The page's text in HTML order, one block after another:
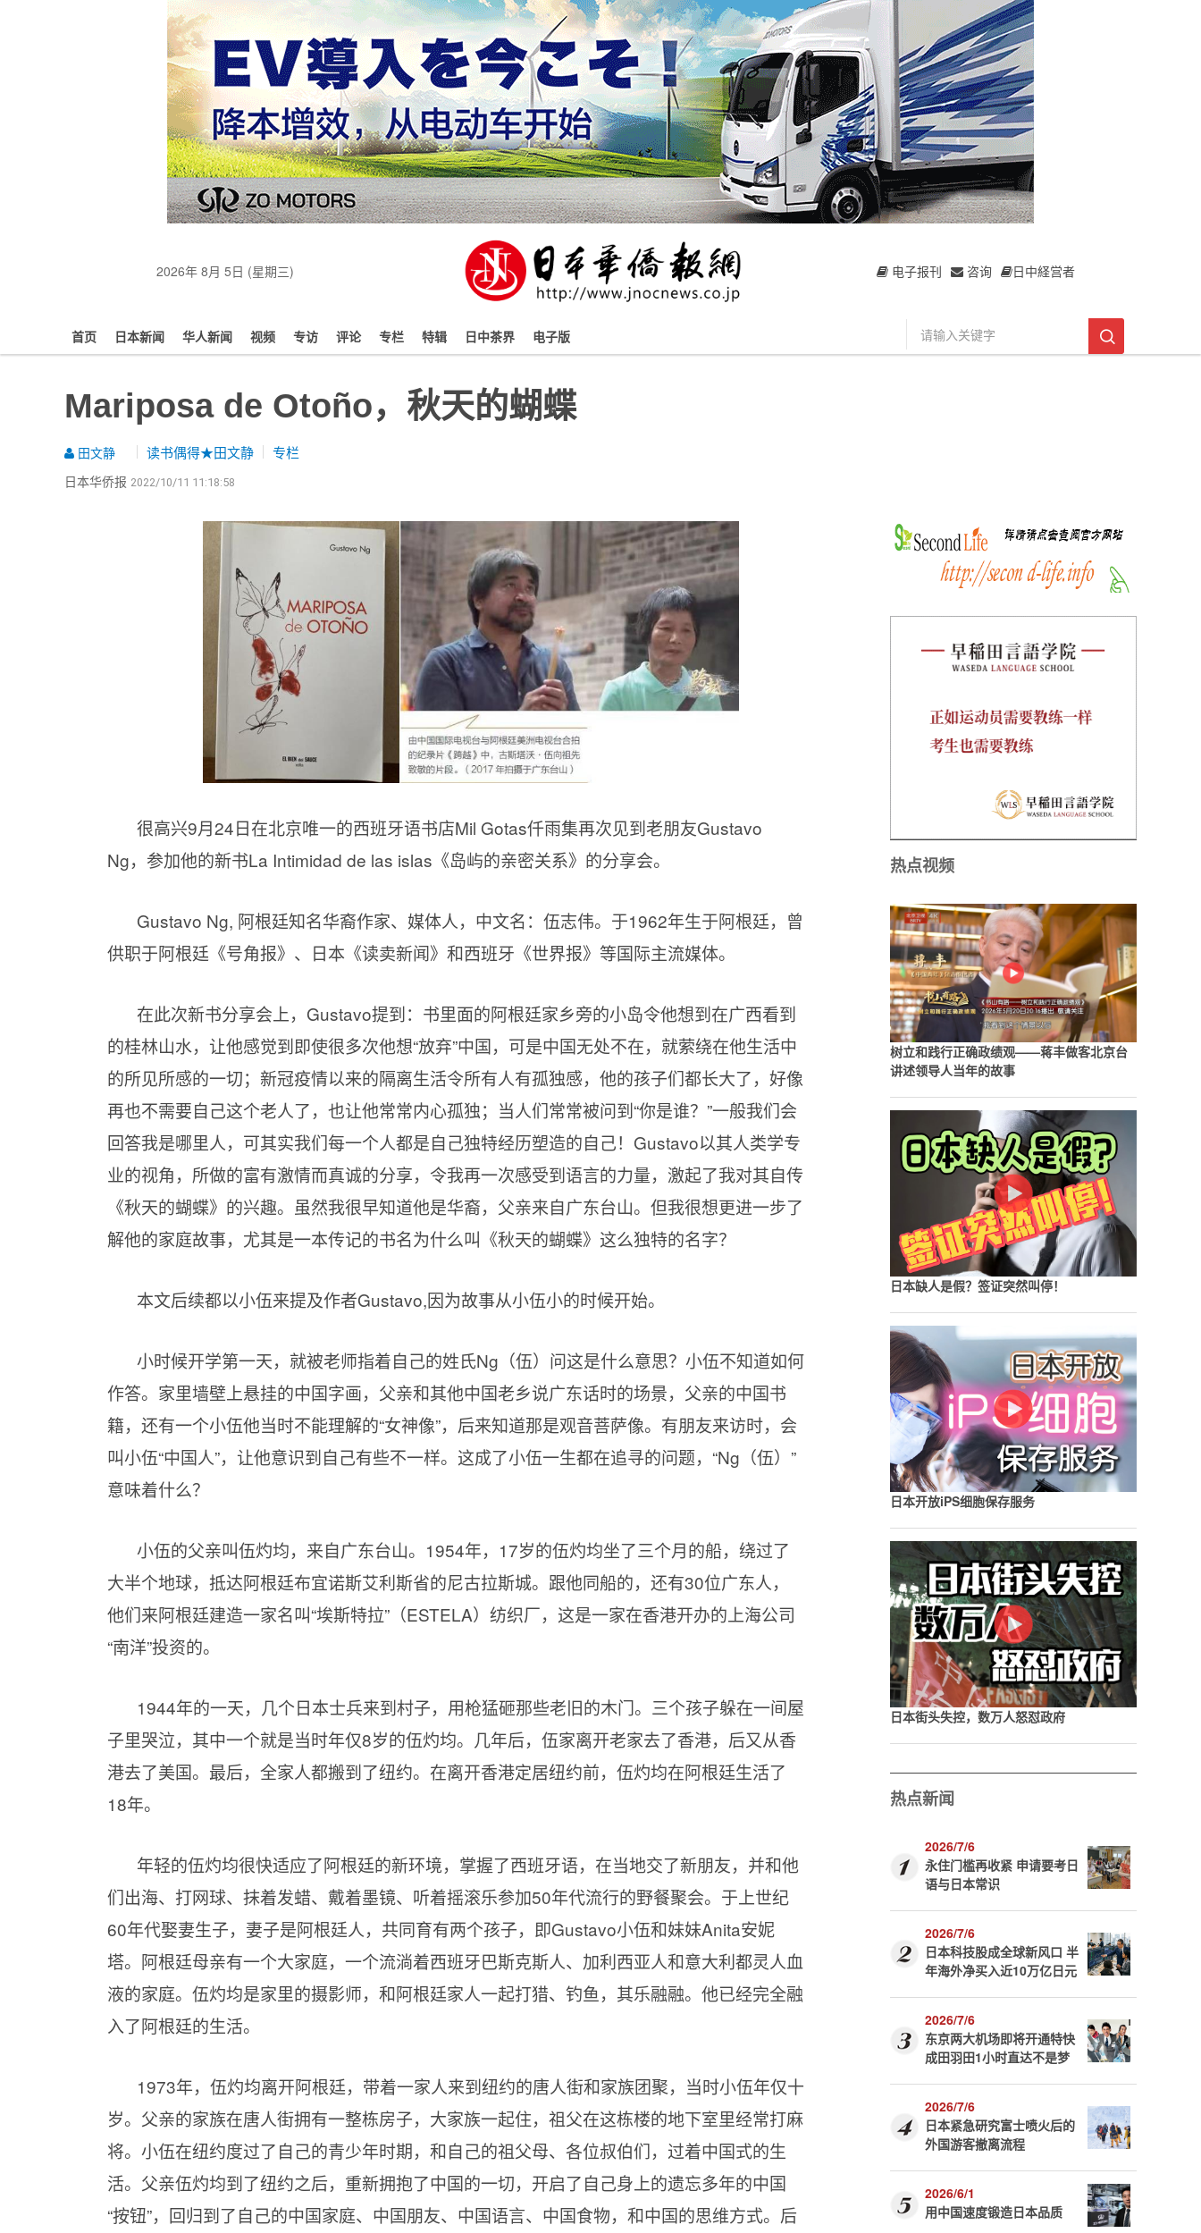
2026年 8月 5日 (星期三) 电子报刊 咨询 日中経営者
首页 日本新闻 华人新闻 视频 专访 评论 专栏 特辑 日中茶界 电子版
Mariposa de Otoño，秋天的蝴蝶
田文静 读书偶得★田文静 专栏
日本华侨报 2022/10/11 11:18:58
很高兴9月24日在北京唯一的西班牙语书店Mil Gotas仟雨集再次见到老朋友Gustavo
Ng，参加他的新书La Intimidad de las islas《岛屿的亲密关系》的分享会。
Gustavo Ng, 阿根廷知名华裔作家、媒体人，中文名：伍志伟。于1962年生于阿根廷，曾
供职于阿根廷《号角报》、日本《读卖新闻》和西班牙《世界报》等国际主流媒体。
在此次新书分享会上，Gustavo提到：书里面的阿根廷家乡旁的小岛令他想到在广西看到
的桂林山水，让他感觉到即使很多次他想“放弃”中国，可是中国无处不在，就萦绕在他生活中
的所见所感的一切；新冠疫情以来的隔离生活令所有人有孤独感，他的孩子们都长大了，好像
再也不需要自己这个老人了，也让他常常内心孤独；当人们常常被问到“你是谁？”一般我们会
回答我是哪里人，可其实我们每一个人都是自己独特经历塑造的自己！Gustavo以其人类学专
业的视角，所做的富有激情而真诚的分享，令我再一次感受到语言的力量，激起了我对其自传
《秋天的蝴蝶》的兴趣。虽然我很早知道他是华裔，父亲来自广东台山。但我很想更进一步了
解他的家庭故事，尤其是一本传记的书名为什么叫《秋天的蝴蝶》这么独特的名字？
本文后续都以小伍来提及作者Gustavo,因为故事从小伍小的时候开始。
小时候开学第一天，就被老师指着自己的姓氏Ng（伍）问这是什么意思？小伍不知道如何
作答。家里墙壁上悬挂的中国字画，父亲和其他中国老乡说广东话时的场景，父亲的中国书
籍，还有一个小伍他当时不能理解的“女神像”，后来知道那是观音菩萨像。有朋友来访时，会
叫小伍“中国人”，让他意识到自己有些不一样。这成了小伍一生都在追寻的问题，“Ng（伍）”
意味着什么？
小伍的父亲叫伍灼均，来自广东台山。1954年，17岁的伍灼均坐了三个月的船，绕过了
大半个地球，抵达阿根廷布宜诺斯艾利斯省的尼古拉斯城。跟他同船的，还有30位广东人，
他们来阿根廷建造一家名叫“埃斯特拉”（ESTELA）纺织厂，这是一家在香港开办的上海公司
“南洋”投资的。
1944年的一天，几个日本士兵来到村子，用枪猛砸那些老旧的木门。三个孩子躲在一间屋
子里哭泣，其中一个就是当时年仅8岁的伍灼均。几年后，伍家离开老家去了香港，后又从香
港去了美国。最后，全家人都搬到了纽约。在离开香港定居纽约前，伍灼均在阿根廷生活了
18年。
年轻的伍灼均很快适应了阿根廷的新环境，掌握了西班牙语，在当地交了新朋友，并和他
们出海、打网球、抹着发蜡、戴着墨镜、听着摇滚乐参加50年代流行的野餐聚会。于上世纪
60年代娶妻生子，妻子是阿根廷人，共同育有两个孩子，即Gustavo小伍和妹妹Anita安妮
塔。阿根廷母亲有一个大家庭，一个流淌着西班牙巴斯克斯人、加利西亚人和意大利都灵人血
液的家庭。伍灼均是家里的摄影师，和阿根廷家人一起打猎、钓鱼，其乐融融。他已经完全融
入了阿根廷的生活。
1973年，伍灼均离开阿根廷，带着一家人来到纽约的唐人街和家族团聚，当时小伍年仅十
岁。父亲的家族在唐人街拥有一整栋房子，大家族一起住，祖父在这栋楼的地下室里经常打麻
将。小伍在纽约度过了自己的青少年时期，和自己的祖父母、各位叔伯们，过着中国式的生
活。父亲伍灼均到了纽约之后，重新拥抱了中国的一切，开启了自己身上的遗忘多年的中国
“按钮”，回归到了自己的中国家庭、中国朋友、中国语言、中国食物，和中国的思维方式。后
热点视频
树立和践行正确政绩观——蒋丰做客北京台
讲述领导人当年的故事
日本缺人是假？签证突然叫停！
日本开放iPS细胞保存服务
日本街头失控，数万人怒怼政府
热点新闻
2026/7/6
永住门槛再收紧 申请要考日
语与日本常识
2026/7/6
日本科技股成全球新风口 半
年海外净买入近10万亿日元
2026/7/6
东京两大机场即将开通特快
成田羽田1小时直达不是梦
2026/7/6
日本紧急研究富士喷火后的
外国游客撤离流程
2026/6/1
用中国速度锻造日本品质